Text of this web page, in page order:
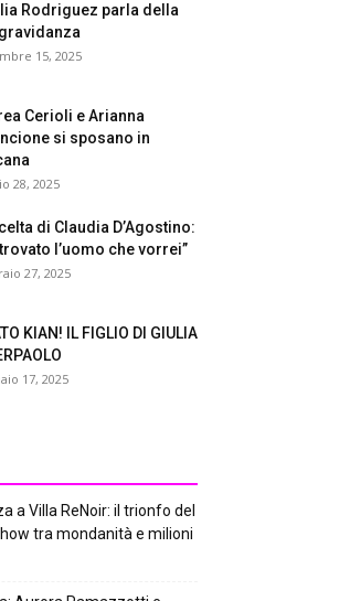
Rodriguez parla della
15, 2025
Cerioli e Arianna
si sposano in
28, 2025
di Claudia D’Agostino:
l’uomo che vorrei”
27, 2025
KIAN! IL FIGLIO DI GIULIA
17, 2025
a Villa ReNoir: il trionfo del
tra mondanità e milioni